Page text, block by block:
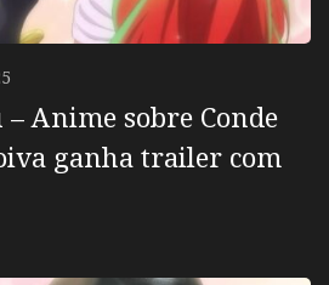
Anime sobre Conde
ganha trailer com